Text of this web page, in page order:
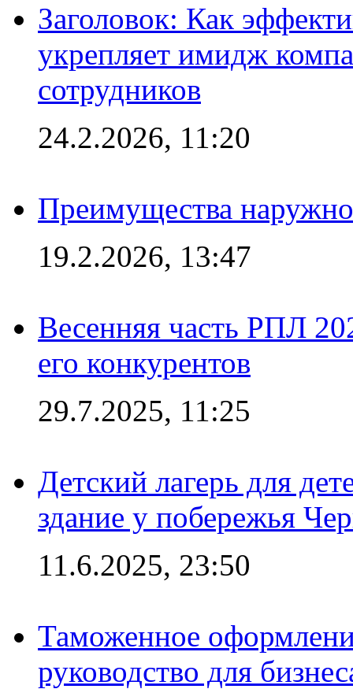
Заголовок: Как
укрепляет имидж
сотрудников
24.2.2026, 11:20
Преимущества
19.2.2026, 13:47
Весенняя часть РПЛ
его конкурентов
29.7.2025, 11:25
Детский лагерь для
здание у побережья
11.6.2025, 23:50
Таможенное
руководство для